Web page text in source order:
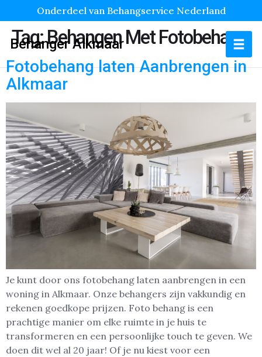
Onderdeel van Behangservice Nederland
Behanger Alkmaar
Tag:Behangen Met Fotobehang
Fotobehang laten Aanbrengen in
Alkmaar
Je kunt door ons fotobehang laten aanbrengen in een
woning in Alkmaar. Onze behangers zijn vakkundig en
rekenen goedkope prijzen. Foto behang is een
prachtige manier om elke ruimte in je huis te
transformeren en een persoonlijke touch te geven. We
doen dit wel al 20 jaar! Of je nu kiest voor een